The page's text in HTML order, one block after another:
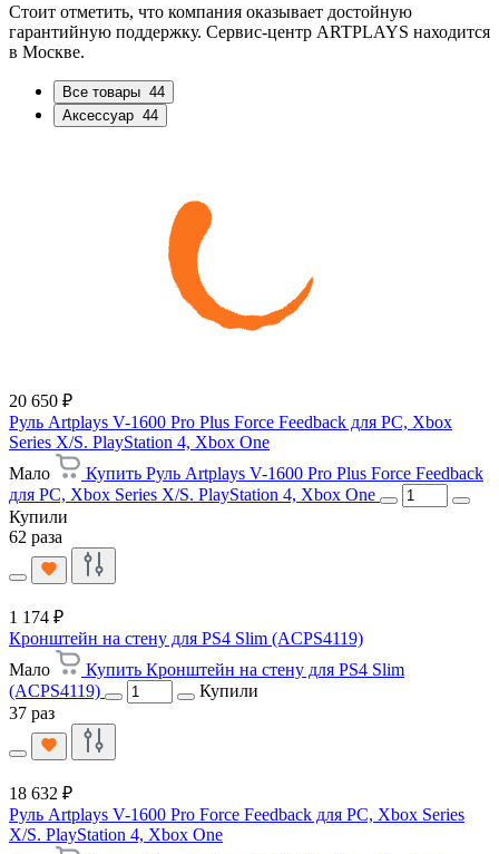
Стоит отметить, что компания оказывает достойную
гарантийную поддержку. Сервис-центр ARTPLAYS находится
в Москве.
Все товары 44
Аксессуар 44
20 650 ₽
Руль Artplays V-1600 Pro Plus Force Feedback для PC, Xbox
Series X/S. PlayStation 4, Xbox One
Мало
Купить Руль Artplays V-1600 Pro Plus Force Feedback
для PC, Xbox Series X/S. PlayStation 4, Xbox One
Купили
62 раза
1 174 ₽
Кронштейн на стену для PS4 Slim (ACPS4119)
Мало
Купить Кронштейн на стену для PS4 Slim
(ACPS4119)
Купили
37 раз
18 632 ₽
Руль Artplays V-1600 Pro Force Feedback для PC, Xbox Series
X/S. PlayStation 4, Xbox One